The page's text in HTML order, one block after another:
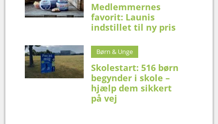
Medlemmernes
favorit: Launis
indstillet til ny pris
Børn & Unge
Skolestart: 516 børn
begynder i skole –
hjælp dem sikkert
på vej